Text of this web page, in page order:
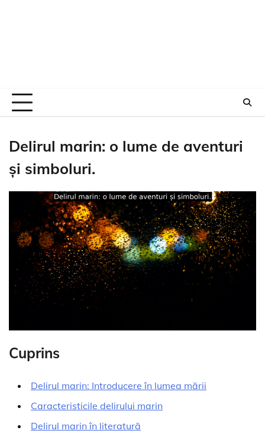
Delirul marin: o lume de aventuri
și simboluri.
Cuprins
Delirul marin: Introducere în lumea mării
Caracteristicile delirului marin
Delirul marin în literatură